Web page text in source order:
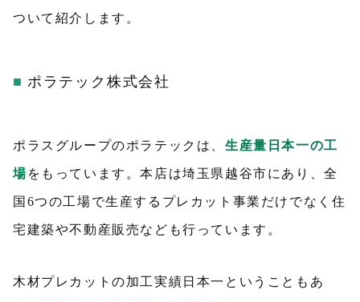
ついて紹介します。
ポラテック株式会社
ポラスグループのポラテックは、 生産量日本一の工
場をもっています。本店は埼玉県越谷市にあり、全
国6つの工場で生産するプレカット事業だけでなく住
宅建築や不動産販売なども行っています。
木材プレカットの加工実績日本一ということもあ